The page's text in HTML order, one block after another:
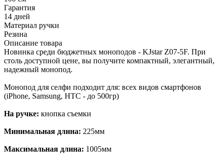
Гарантия
14 дней
Материал ручки
Резина
Описание товара
Новинка среди бюджетных моноподов - KJstar Z07-5F. При
столь доступной цене, вы получите компактный, элегантный,
надежный монопод.
Монопод для селфи подходит для: всех видов смартфонов
(iPhone, Samsung, HTC - до 500гр)
На ручке: кнопка съемки
Минимальная длина: 225мм
Максимальная длина: 1005мм